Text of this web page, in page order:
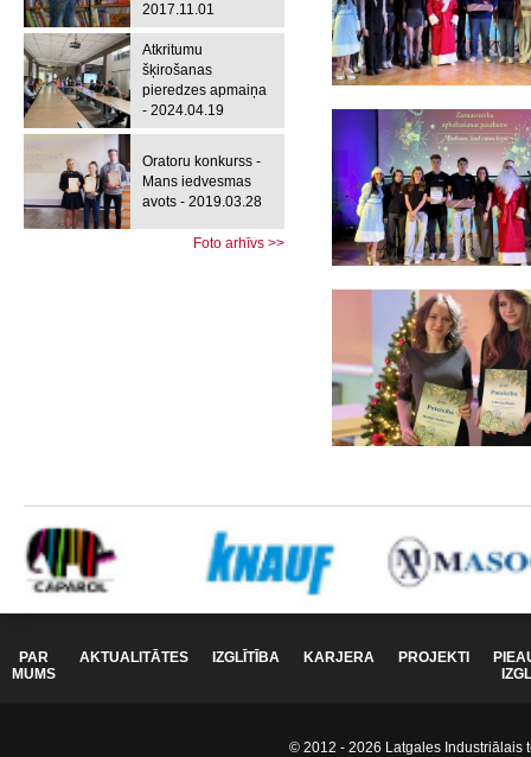
2017.11.01
Atkritumu
šķirošanas
pieredzes apmaiņa
- 2024.04.19
Oratoru konkurss -
Mans iedvesmas
avots - 2019.03.28
Foto arhīvs >>
PAR
MUMS
AKTUALITĀTES IZGLĪTĪBA KARJERA PROJEKTI
© 2012 - 2026 Latgales Industriālais